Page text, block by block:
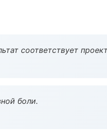
соответствует
боли.